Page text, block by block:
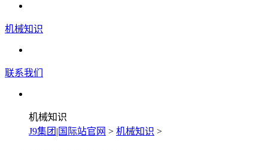
机械知识
联系我们
机械知识
J9集团|国际站官网 > 机械知识 >